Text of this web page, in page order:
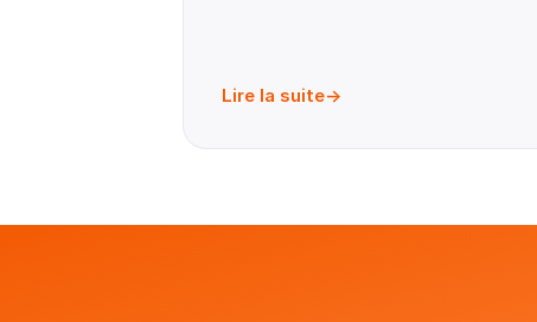
Lire la suite